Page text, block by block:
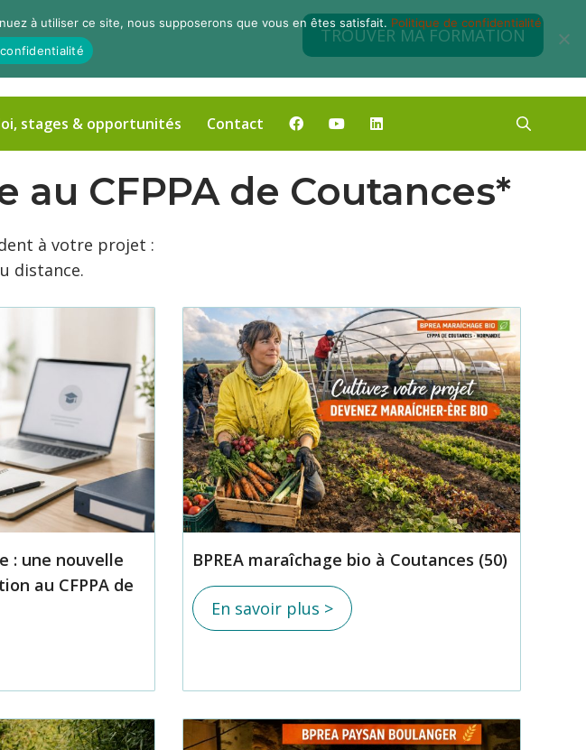
TROUVER MA FORMATION
stages & opportunités Contact
CFPPA de Coutances*
à votre projet :
distance.
: une nouvelle
au CFPPA de
BPREA maraîchage bio à Coutances (50)
En savoir plus >
à utiliser ce site, nous supposerons que vous en êtes satisfait. Politique de confidentialité